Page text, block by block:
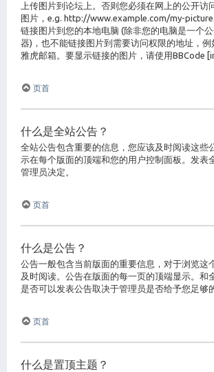
上传图片到论坛上。否则您必须在网上的公开访
图片，e.g. http://www.example.com/my-
链接图片到您的本地电脑 (除非您的电脑是一个
器)，也不能链接图片到需要访问权限的地址，
雅虎邮箱。要显示链接的图片，请使用BBCode
页首
什么是全站公告？
全站公告包含重要的信息，您应该及时阅读这些
示在每个版面的顶端和您的用户控制面板。发表
管理员决定。
页首
什么是公告？
公告一般包含当前版面的重要信息，对于浏览这
及时阅读。公告在版面的每一页的顶端显示。和
是否可以发表公告取决于管理员是否给予您足够
页首
什么是置顶主题？